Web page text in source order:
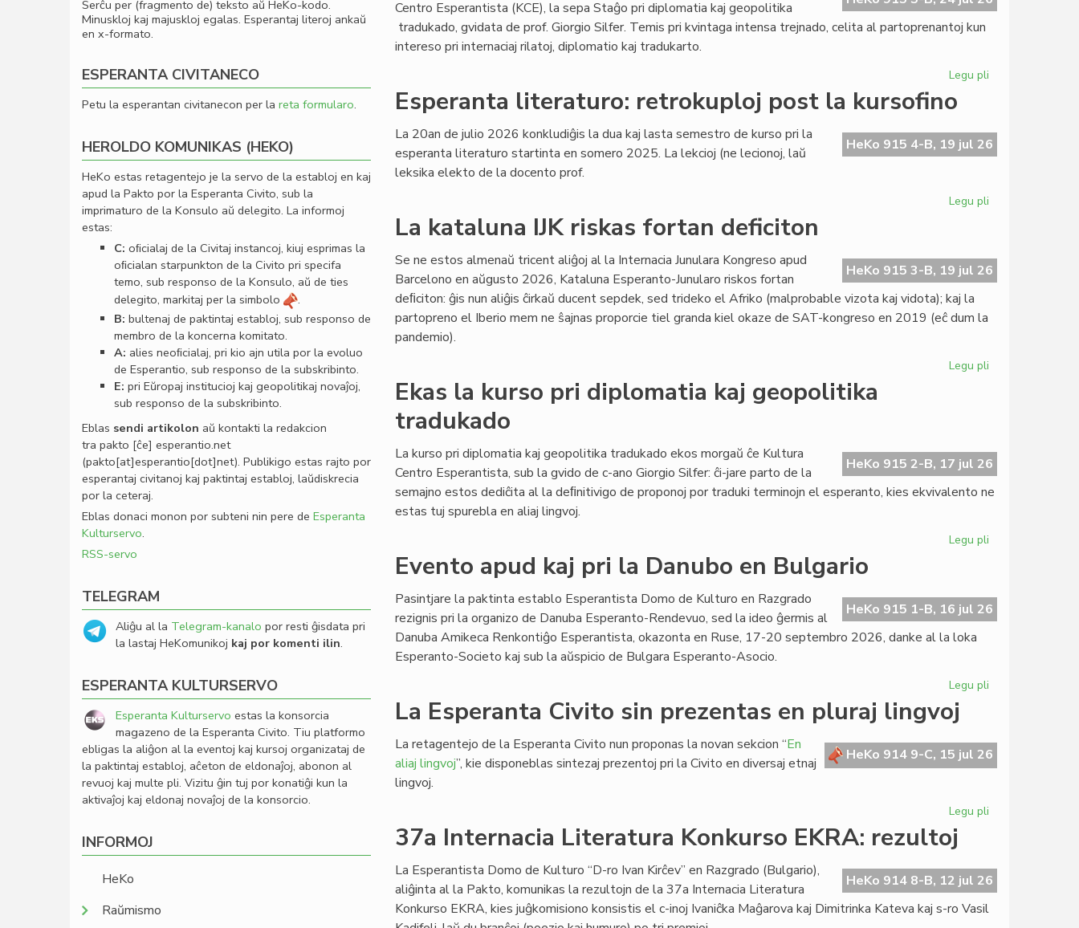
Centro Esperantista (KCE), la sepa Staĝo pri diplomatia kaj geopolitika
tradukado, gvidata de prof. Giorgio Silfer. Temis pri kvintaga intensa trejnado, celita al partoprenantoj kun
intereso pri internaciaj rilatoj, diplomatio kaj tradukarto.
Legu pli
diplomatiajn
tradukistojn
Esperanta literaturo: retrokuploj post la kursofino
HeKo 915 4-B, 19 jul 26
La 20an de julio 2026 konkludiĝis la dua kaj lasta semestro de kurso pri la
esperanta literaturo startinta en somero 2025. La lekcioj (ne lecionoj, laŭ
leksika elekto de la docento prof.
Legu pli
post
la
La kataluna IJK riskas fortan deficiton
HeKo 915 3-B, 19 jul 26
Se ne estos almenaŭ tricent aliĝoj al la Internacia Junulara Kongreso apud
Barcelono en aŭgusto 2026, Kataluna Esperanto-Junularo riskos fortan
deﬁciton: ĝis nun aliĝis ĉirkaŭ ducent sepdek, sed trideko el Afriko (malprobable vizota kaj vidota); kaj la
partopreno el Iberio mem ne ŝajnas proporcie tiel granda kiel okaze de SAT-kongreso en 2019 (eĉ dum la
pandemio).
Legu pli
fortan
deficiton
Ekas la kurso pri diplomatia kaj geopolitika
tradukado
HeKo 915 2-B, 17 jul 26
La kurso pri diplomatia kaj geopolitika tradukado ekos morgaŭ ĉe Kultura
Centro Esperantista, sub la gvido de c-ano Giorgio Silfer: ĉi-jare parto de la
semajno estos dediĉita al la deﬁnitivigo de proponoj por traduki terminojn el esperanto, kies ekvivalento ne
estas tuj spurebla en aliaj lingvoj.
Legu pli
pri
diplomatia
Evento apud kaj pri la Danubo en Bulgario
HeKo 915 1-B, 16 jul 26
Pasintjare la paktinta establo Esperantista Domo de Kulturo en Razgrado
rezignis pri la organizo de Danuba Esperanto-Rendevuo, sed la ideo ĝermis al
Danuba Amikeca Renkontiĝo Esperantista, okazonta en Ruse, 17-20 septembro 2026, danke al la loka
Esperanto-Societo kaj sub la aŭspicio de Bulgara Esperanto-Asocio.
Legu pli
pri
la
La Esperanta Civito sin prezentas en pluraj lingvoj
HeKo 914 9-C, 15 jul 26
La retagentejo de la Esperanta Civito nun proponas la novan sekcion “En
aliaj lingvoj”, kie disponeblas sintezaj prezentoj pri la Civito en diversaj etnaj
lingvoj.
Legu pli
sin
prezentas
37a Internacia Literatura Konkurso EKRA: rezultoj
HeKo 914 8-B, 12 jul 26
La Esperantista Domo de Kulturo “D-ro Ivan Kirĉev” en Razgrado (Bulgario),
aliĝinta al la Pakto, komunikas la rezultojn de la 37a Internacia Literatura
Konkurso EKRA, kies juĝkomisiono konsistis el c-inoj Ivaniĉka Maĝarova kaj Dimitrinka Kateva kaj s-ro Vasil
Serĉu per (fragmento de) teksto aŭ HeKo-kodo.
Minuskloj kaj majuskloj egalas. Esperantaj literoj ankaŭ
en x-formato.
ESPERANTA CIVITANECO
Petu la esperantan civitanecon per la reta formularo.
HEROLDO KOMUNIKAS (HEKO)
HeKo estas retagentejo je la servo de la establoj en kaj
apud la Pakto por la Esperanta Civito, sub la
imprimaturo de la Konsulo aŭ delegito. La informoj
estas:
C: oﬁcialaj de la Civitaj instancoj, kiuj esprimas la
oﬁcialan starpunkton de la Civito pri specifa
temo, sub responso de la Konsulo, aŭ de ties
delegito, markitaj per la simbolo
.
B: bultenaj de paktintaj establoj, sub responso de
membro de la koncerna komitato.
A: alies neoﬁcialaj, pri kio ajn utila por la evoluo
de Esperantio, sub responso de la subskribinto.
E: pri Eŭropaj institucioj kaj geopolitikaj novaĵoj,
sub responso de la subskribinto.
Eblas sendi artikolon aŭ kontakti la redakcion
tra pakto [ĉe] esperantio.net
(pakto[at]esperantio[dot]net). Publikigo estas rajto por
esperantaj civitanoj kaj paktintaj establoj, laŭdiskrecia
por la ceteraj.
Eblas donaci monon por subteni nin pere de Esperanta
Kulturservo.
RSS-servo
TELEGRAM
Aliĝu al la Telegram-kanalo por resti ĝisdata pri
la lastaj HeKomunikoj kaj por komenti ilin.
ESPERANTA KULTURSERVO
Esperanta Kulturservo estas la konsorcia
magazeno de la Esperanta Civito. Tiu platformo
ebligas la aliĝon al la eventoj kaj kursoj organizataj de
la paktintaj establoj, aĉeton de eldonaĵoj, abonon al
revuoj kaj multe pli. Vizitu ĝin tuj por konatiĝi kun la
aktivaĵoj kaj eldonaj novaĵoj de la konsorcio.
INFORMOJ
HeKo
Raŭmismo